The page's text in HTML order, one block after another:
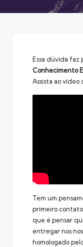
Essa dúvida faz
Conhecimento
Assista ao vídeo
Tem um
primeiro contato
que é pensar
entregar nos
homologado